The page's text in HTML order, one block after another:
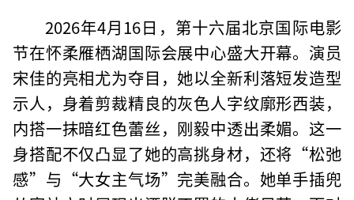
2026年4月16日，第十六届北京国际电影
节在怀柔雁栖湖国际会展中心盛大开幕。演员
宋佳的亮相尤为夺目，她以全新利落短发造型
示人，身着剪裁精良的灰色人字纹廓形西装，
内搭一抹暗红色蕾丝，刚毅中透出柔媚。这一
身搭配不仅凸显了她的高挑身材，还将“松弛
感”与“大女主气场”完美融合。她单手插兜